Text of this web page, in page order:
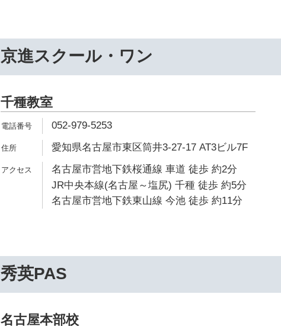
京進スクール・ワン
千種教室
052-979-5253
愛知県名古屋市東区筒井3-27-17 AT3ビル7F
名古屋市営地下鉄桜通線 車道 徒歩 約2分
JR中央本線(名古屋～塩尻) 千種 徒歩 約5分
名古屋市営地下鉄東山線 今池 徒歩 約11分
秀英PAS
名古屋本部校